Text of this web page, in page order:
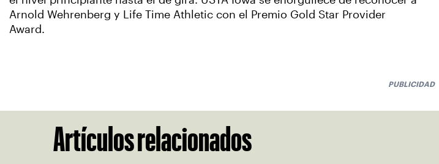
Arnold Wehrenberg y Life Time Athletic con el Premio Gold Star Provider
Award.
PUBLICIDAD
Artículos relacionados